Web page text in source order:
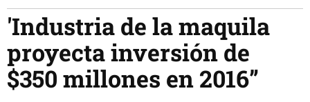
'Industria de la maquila
proyecta inversión de
$350 millones en 2016”